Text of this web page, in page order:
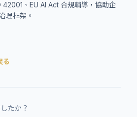
42001、EU AI Act 合規輔導，協助企
理框架。
る
たか？